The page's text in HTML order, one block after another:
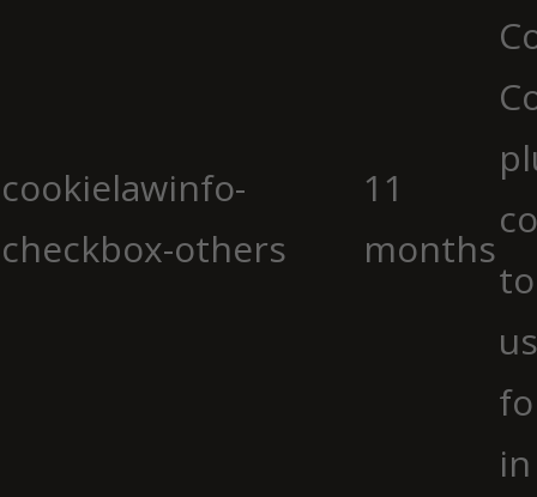
cookielawinfo-
checkbox-others
11
months